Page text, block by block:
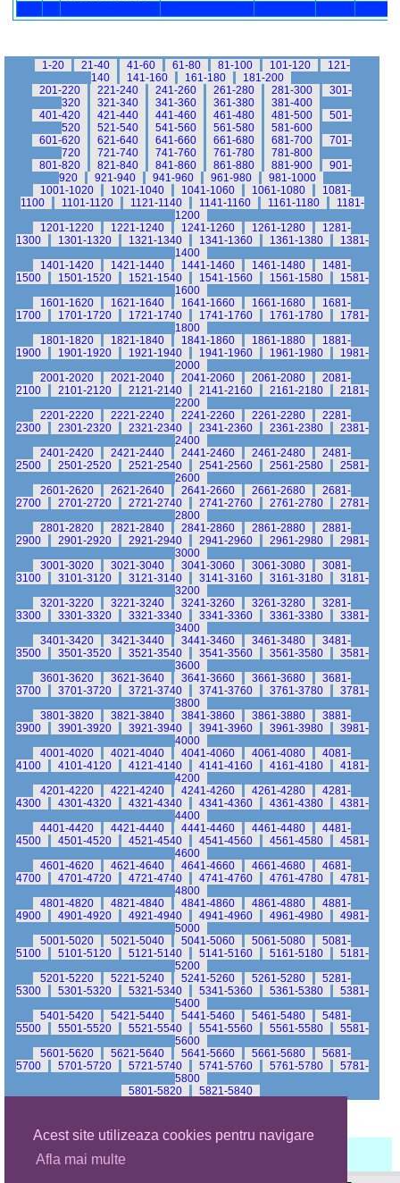
Acest site utilizeaza cookies pentru navigare
Afla mai multe
1-20 21-40 41-60 61-80 81-100 101-120
121-
140
141-160 161-180
181-200
201-220
221-240 241-260 261-280 281-300
301-
320
321-340 341-360 361-380
381-400
401-420
421-440 441-460 461-480 481-500
501-
520
521-540 541-560 561-580
581-600
601-620
621-640 641-660 661-680 681-700
701-
720
721-740 741-760 761-780
781-800
801-820
821-840 841-860 861-880 881-900
901-
920
921-940 941-960 961-980
981-1000
1001-1020
1021-1040 1041-1060 1061-1080
1081-
1100
1101-1120 1121-1140 1141-1160 1161-1180
1181-
1200
1201-1220
1221-1240 1241-1260 1261-1280
1281-
1300
1301-1320 1321-1340 1341-1360 1361-1380
1381-
1400
1401-1420
1421-1440 1441-1460 1461-1480
1481-
1500
1501-1520 1521-1540 1541-1560 1561-1580
1581-
1600
1601-1620
1621-1640 1641-1660 1661-1680
1681-
1700
1701-1720 1721-1740 1741-1760 1761-1780
1781-
1800
1801-1820
1821-1840 1841-1860 1861-1880
1881-
1900
1901-1920 1921-1940 1941-1960 1961-1980
1981-
2000
2001-2020
2021-2040 2041-2060 2061-2080
2081-
2100
2101-2120 2121-2140 2141-2160 2161-2180
2181-
2200
2201-2220
2221-2240 2241-2260 2261-2280
2281-
2300
2301-2320 2321-2340 2341-2360 2361-2380
2381-
2400
2401-2420
2421-2440 2441-2460 2461-2480
2481-
2500
2501-2520 2521-2540 2541-2560 2561-2580
2581-
2600
2601-2620
2621-2640 2641-2660 2661-2680
2681-
2700
2701-2720 2721-2740 2741-2760 2761-2780
2781-
2800
2801-2820
2821-2840 2841-2860 2861-2880
2881-
2900
2901-2920 2921-2940 2941-2960 2961-2980
2981-
3000
3001-3020
3021-3040 3041-3060 3061-3080
3081-
3100
3101-3120 3121-3140 3141-3160 3161-3180
3181-
3200
3201-3220
3221-3240 3241-3260 3261-3280
3281-
3300
3301-3320 3321-3340 3341-3360 3361-3380
3381-
3400
3401-3420
3421-3440 3441-3460 3461-3480
3481-
3500
3501-3520 3521-3540 3541-3560 3561-3580
3581-
3600
3601-3620
3621-3640 3641-3660 3661-3680
3681-
3700
3701-3720 3721-3740 3741-3760 3761-3780
3781-
3800
3801-3820
3821-3840 3841-3860 3861-3880
3881-
3900
3901-3920 3921-3940 3941-3960 3961-3980
3981-
4000
4001-4020
4021-4040 4041-4060 4061-4080
4081-
4100
4101-4120 4121-4140 4141-4160 4161-4180
4181-
4200
4201-4220
4221-4240 4241-4260 4261-4280
4281-
4300
4301-4320 4321-4340 4341-4360 4361-4380
4381-
4400
4401-4420
4421-4440 4441-4460 4461-4480
4481-
4500
4501-4520 4521-4540 4541-4560 4561-4580
4581-
4600
4601-4620
4621-4640 4641-4660 4661-4680
4681-
4700
4701-4720 4721-4740 4741-4760 4761-4780
4781-
4800
4801-4820
4821-4840 4841-4860 4861-4880
4881-
4900
4901-4920 4921-4940 4941-4960 4961-4980
4981-
5000
5001-5020
5021-5040 5041-5060 5061-5080
5081-
5100
5101-5120 5121-5140 5141-5160 5161-5180
5181-
5200
5201-5220
5221-5240 5241-5260 5261-5280
5281-
5300
5301-5320 5321-5340 5341-5360 5361-5380
5381-
5400
5401-5420
5421-5440 5441-5460 5461-5480
5481-
5500
5501-5520 5521-5540 5541-5560 5561-5580
5581-
5600
5601-5620
5621-5640 5641-5660 5661-5680
5681-
5700
5701-5720 5721-5740 5741-5760 5761-5780
5781-
5800
5801-5820
5821-5840